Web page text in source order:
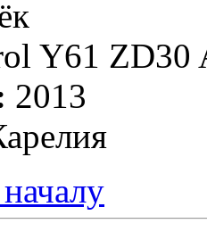
Y61 ZD30
2013